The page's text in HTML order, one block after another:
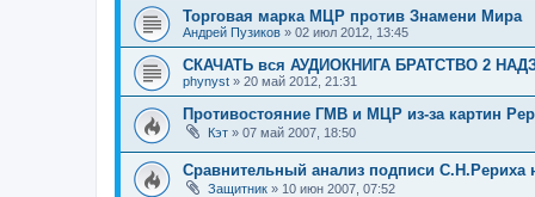
Торговая марка МЦР против Знамени Мира
Андрей Пузиков » 02 июл 2012, 13:45
СКАЧАТЬ вся АУДИОКНИГА БРАТСТВО 2
phynyst » 20 май 2012, 21:31
Противостояние ГМВ и МЦР из-за картин
Кэт » 07 май 2007, 18:50
Сравнительный анализ подписи С.Н.Рериха
Защитник » 10 июн 2007, 07:52